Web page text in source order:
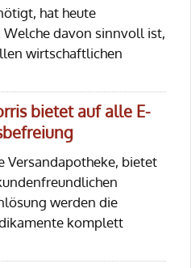
hat heute
davon sinnvoll ist,
wirtschaftlichen
bietet auf alle E-
Versandapotheke, bietet
werden die
komplett